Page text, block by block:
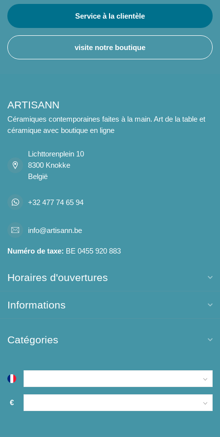
Service à la clientèle
visite notre boutique
ARTISANN
Céramiques contemporaines faites à la main. Art de la table et
céramique avec boutique en ligne
Lichttorenplein 10
8300 Knokke
België
+32 477 74 65 94
info@artisann.be
Numéro de taxe: BE 0455 920 883
Horaires d'ouvertures
Informations
Catégories
€